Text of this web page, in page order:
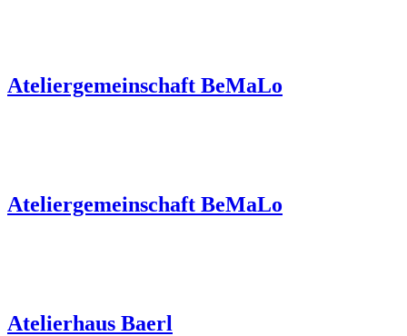
Ateliergemeinschaft BeMaLo
Ateliergemeinschaft BeMaLo
Atelierhaus Baerl